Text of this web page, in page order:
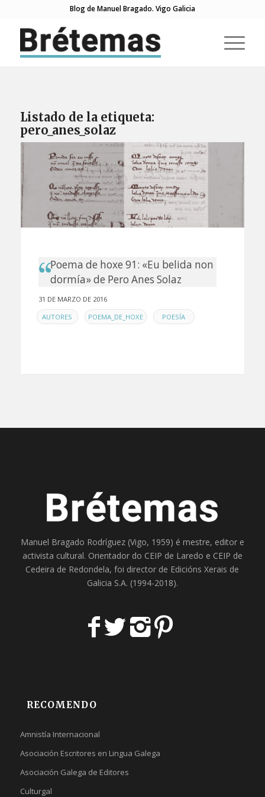
Blog de Manuel Bragado. Vigo Galicia
Listado de la etiqueta:
pero_anes_solaz
Poema de hoxe 91: «Eu belida non
dormía» de Pero Anes Solaz
31 DE MARZO DE 2016
EN AUTORES , POEMA_DE_HOXE , POESÍA
Manuel Bragado Rodríguez (Vigo, 1959) é mestre, editor e
activista cultural. Orientador do CEIP de Laredo e CEIP de
Cedeira de Redondela, foi director de Edicións Xerais de
Galicia S.A. (1994-2018).
RECOMENDO
Amnistía Internacional
Asociación Escritores en Lingua Galega
Asociación Galega de Editores
Culturgal